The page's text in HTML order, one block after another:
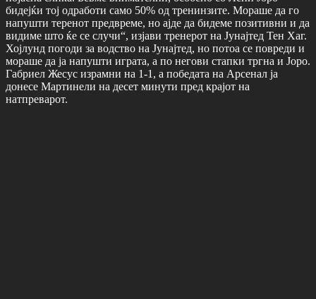
бидејќи тој одработи само 50% од тренинзите. Мораше да го
напушти теренот предвреме, но ајде да бидеме позитивни и да
видиме што ќе се случи“, изјави тренерот на Јунајтед Тен Хаг.
Хојлунд погоди за водство на Јунајтед, но потоа се повреди и
мораше да ја напушти играта, а по негови стапки тргна и Јоро.
Габриел Жесус израмни на 1-1, а победата на Арсенал ја
донесе Мартинели на десет минути пред крајот на
натпреварот.